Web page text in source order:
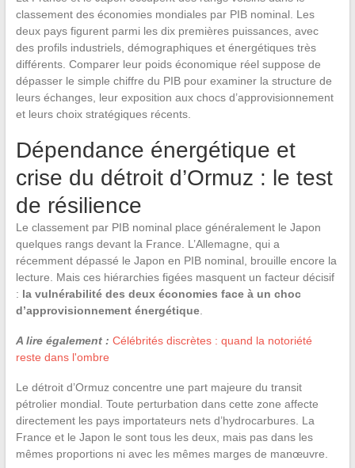
classement des économies mondiales par PIB nominal. Les
deux pays figurent parmi les dix premières puissances, avec
des profils industriels, démographiques et énergétiques très
différents. Comparer leur poids économique réel suppose de
dépasser le simple chiffre du PIB pour examiner la structure de
leurs échanges, leur exposition aux chocs d’approvisionnement
et leurs choix stratégiques récents.
Dépendance énergétique et
crise du détroit d’Ormuz : le test
de résilience
Le classement par PIB nominal place généralement le Japon
quelques rangs devant la France. L’Allemagne, qui a
récemment dépassé le Japon en PIB nominal, brouille encore la
lecture. Mais ces hiérarchies figées masquent un facteur décisif
: la vulnérabilité des deux économies face à un choc
d’approvisionnement énergétique.
A lire également : Célébrités discrètes : quand la notoriété
reste dans l'ombre
Le détroit d’Ormuz concentre une part majeure du transit
pétrolier mondial. Toute perturbation dans cette zone affecte
directement les pays importateurs nets d’hydrocarbures. La
France et le Japon le sont tous les deux, mais pas dans les
mêmes proportions ni avec les mêmes marges de manœuvre.